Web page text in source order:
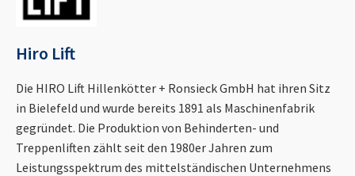
Hiro Lift
Die HIRO Lift Hillenkötter + Ronsieck GmbH hat ihren Sitz
in Bielefeld und wurde bereits 1891 als Maschinenfabrik
gegründet. Die Produktion von Behinderten- und
Treppenliften zählt seit den 1980er Jahren zum
Leistungsspektrum des mittelständischen Unternehmens